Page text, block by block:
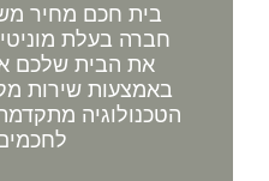
בית חכם מחיר
חברה בעלת
את הבית שלכם
באמצעות שירות
הטכנולוגיה